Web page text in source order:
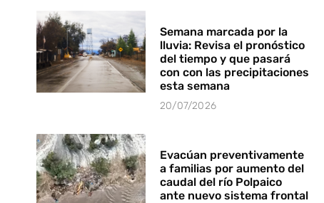
Semana marcada por la
lluvia: Revisa el pronóstico
del tiempo y que pasará
con con las precipitaciones
esta semana
20/07/2026
Evacúan preventivamente
a familias por aumento del
caudal del río Polpaico
ante nuevo sistema frontal